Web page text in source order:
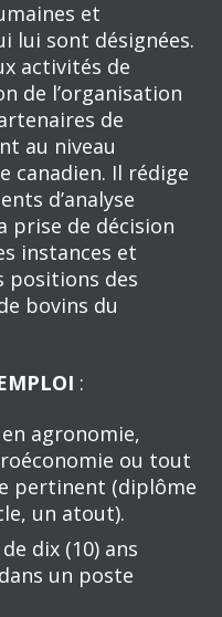
et
lui sont désignées.
activités de
de l’organisation
de
au niveau
canadien. Il rédige
d’analyse
prise de décision
instances et
positions des
bovins du
:
agronomie,
ou tout
pertinent (diplôme
un atout).
dix (10) ans
un poste